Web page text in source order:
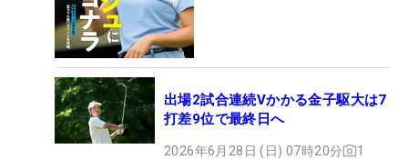
出場2試合連続Vかかる金子駆大は7
打差9位で最終日へ
2026年6月28日 (日) 07時20分 1